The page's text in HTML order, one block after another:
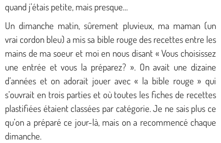
quand j’étais petite, mais presque…
Un dimanche matin, sûrement pluvieux, ma maman (un
vrai cordon bleu) a mis sa bible rouge des recettes entre les
mains de ma soeur et moi en nous disant « Vous choisissez
une entrée et vous la préparez? ».On avait une dizaine
d’années et on adorait jouer avec « la bible rouge » qui
s’ouvrait en trois parties et où toutes les fiches de recettes
plastifiées étaient classées par catégorie. Je ne sais plus ce
qu’on a préparé ce jour-là, mais on a recommencé chaque
dimanche.